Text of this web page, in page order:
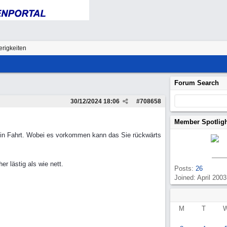
#708658
30/12/2024 18:06
Fahrt. Wobei es vorkommen kann das Sie rückwärts
lästig als wie nett.
Forum Search
Member
Posts: 26
Joined: April 2003
M T